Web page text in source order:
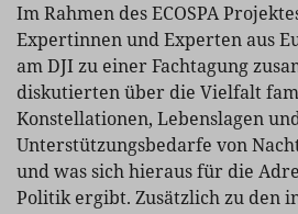
Im Rahmen des ECOSPA
Expertinnen und Experten aus
am DJI zu einer Fachtagung
diskutierten über die Vielfalt
Konstellationen, Lebenslagen
Unterstützungsbedarfe von
und was sich hieraus für die
Politik ergibt. Zusätzlich zu den